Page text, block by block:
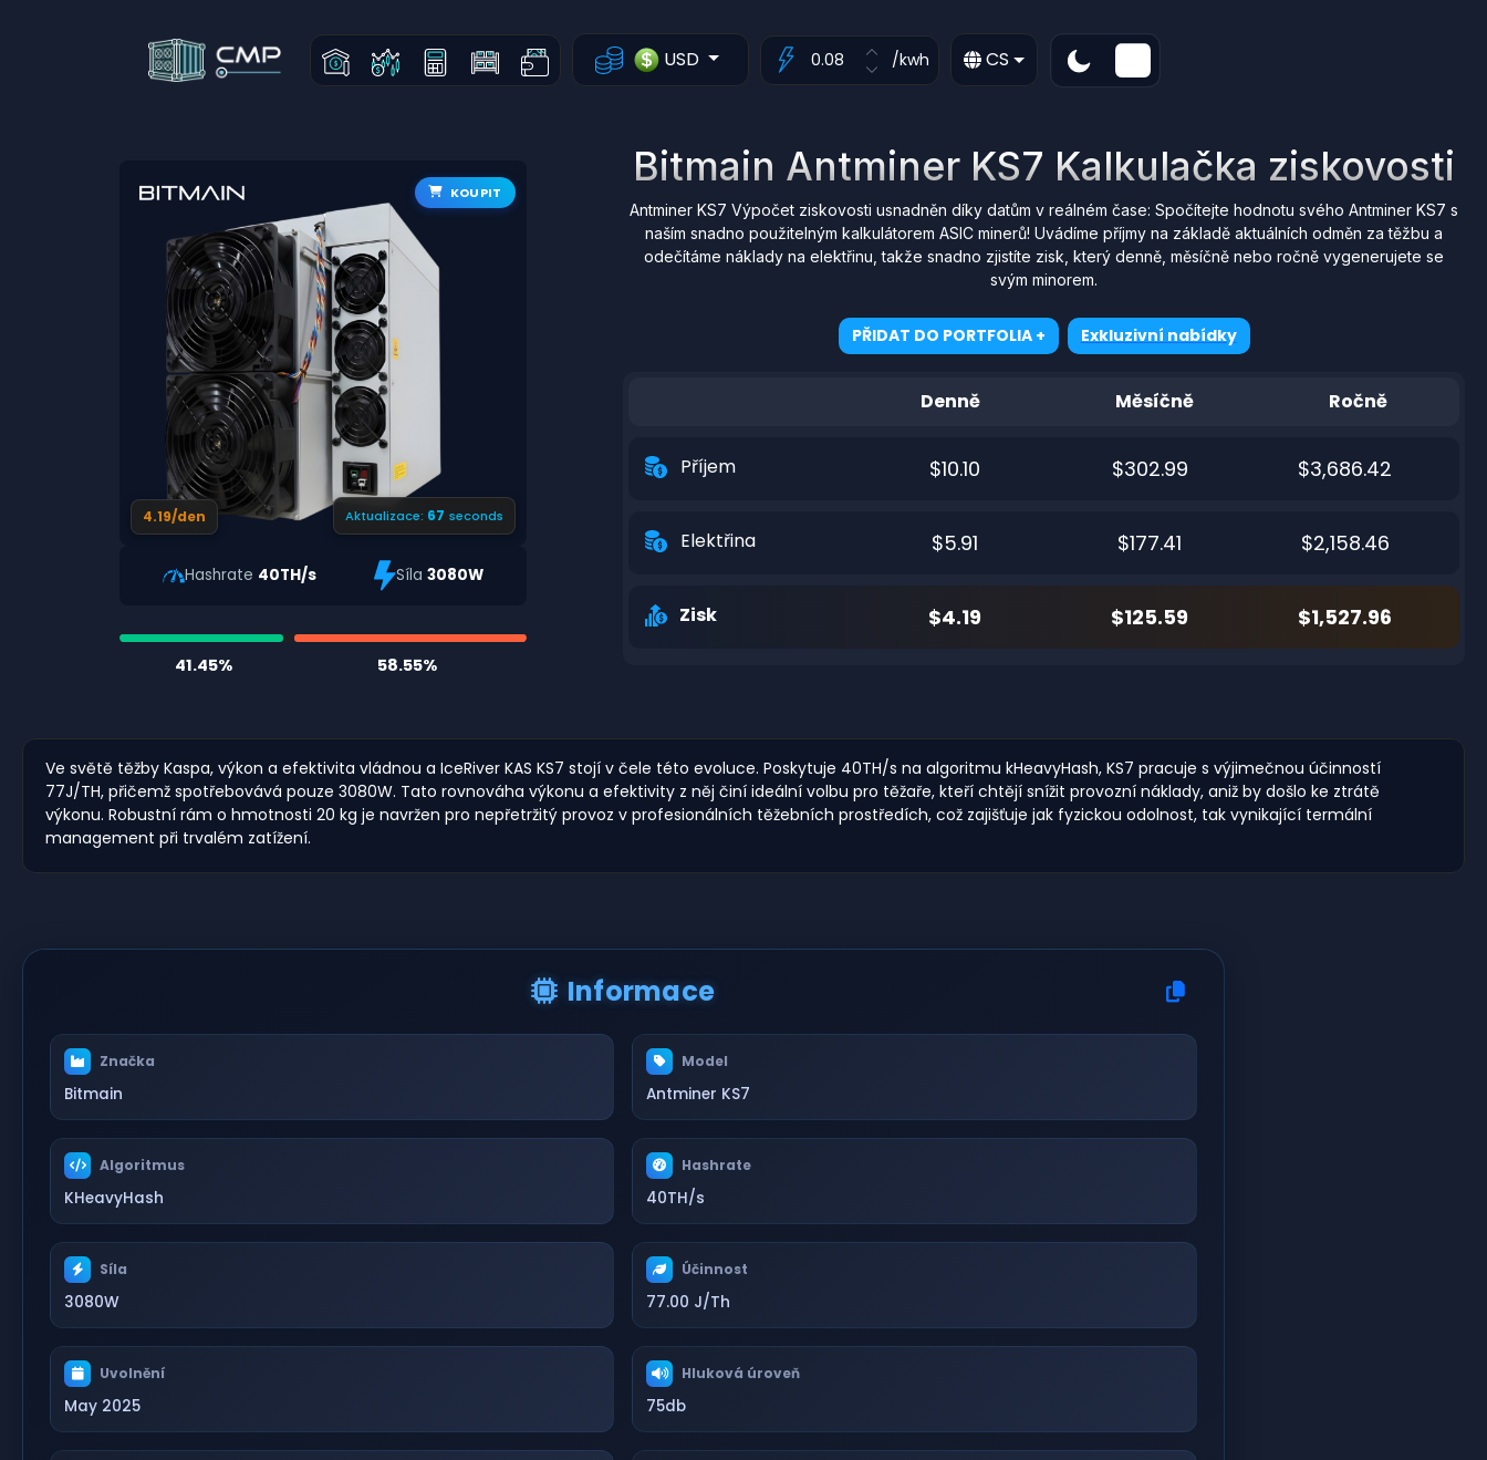
USD /kwh CS
KOUPIT
4.19/den Aktualizace: 66 seconds
Hashrate 40TH/s Síla 3080W
41.45% 58.55%
Bitmain Antminer KS7 Kalkulačka ziskovosti
Antminer KS7 Výpočet ziskovosti usnadněn díky datům v reálném čase: Spočítejte hodnotu svého Antminer KS7 s
naším snadno použitelným kalkulátorem ASIC minerů! Uvádíme příjmy na základě aktuálních odměn za těžbu a
odečítáme náklady na elektřinu, takže snadno zjistíte zisk, který denně, měsíčně nebo ročně vygenerujete se
svým minorem.
PŘIDAT DO PORTFOLIA + Exkluzivní nabídky
Denně Měsíčně Ročně
Příjem $10.10 $302.99 $3,686.42
Elektřina $5.91 $177.41 $2,158.46
Zisk $4.19 $125.59 $1,527.96
Ve světě těžby Kaspa, výkon a efektivita vládnou a IceRiver KAS KS7 stojí v čele této evoluce. Poskytuje 40TH/s na algoritmu kHeavyHash, KS7 pracuje s výjimečnou účinností
77J/TH, přičemž spotřebovává pouze 3080W. Tato rovnováha výkonu a efektivity z něj činí ideální volbu pro těžaře, kteří chtějí snížit provozní náklady, aniž by došlo ke ztrátě
výkonu. Robustní rám o hmotnosti 20 kg je navržen pro nepřetržitý provoz v profesionálních těžebních prostředích, což zajišťuje jak fyzickou odolnost, tak vynikající termální
management při trvalém zatížení.
Informace
Značka
Bitmain
Model
Antminer KS7
Algoritmus
KHeavyHash
Hashrate
40TH/s
Síla
3080W
Účinnost
77.00 J/Th
Uvolnění
May 2025
Hluková úroveň
75db